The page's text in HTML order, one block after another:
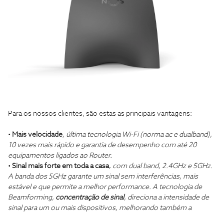
Para os nossos clientes, são estas as principais vantagens:
• Mais velocidade, última tecnologia Wi-Fi (norma ac e dualband),
10 vezes mais rápido e garantia de desempenho com até 20
equipamentos ligados ao Router.
• Sinal mais forte em toda a casa, com dual band, 2.4GHz e 5GHz.
A banda dos 5GHz garante um sinal sem interferências, mais
estável e que permite a melhor performance. A tecnologia de
Beamforming, concentração de sinal, direciona a intensidade de
sinal para um ou mais dispositivos, melhorando também a